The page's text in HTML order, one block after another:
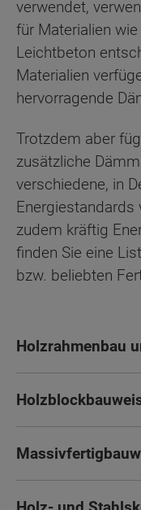
verwendet,
für Materialien
Leichtbeton
Materialien
hervorragende
Trotzdem aber
zusätzliche
verschiedene, in
Energiestandards
zudem kräftig
finden Sie eine
bzw. beliebten
Holzrahmenbau